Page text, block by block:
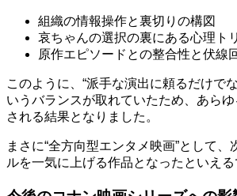
組織の情報操作と裏切りの構図
哀ちゃんの選択の裏にある心理ト
原作エピソードとの整合性と伏線
このように、“派手な演出に頼るだけで
いうバランスが取れていたため、あら
される結果となりました。
まさに“全方向型エンタメ映画”として、
ルを一気に上げる作品となったといえる